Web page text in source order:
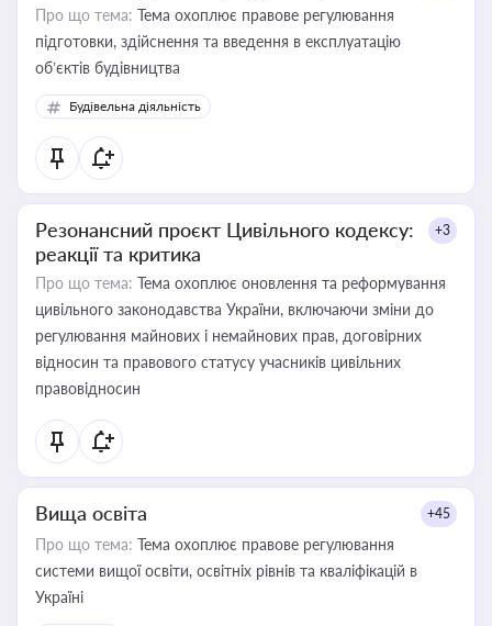
Про що тема: Тема охоплює правове регулювання
підготовки, здійснення та введення в експлуатацію
об’єктів будівництва
Будівельна діяльність
Резонансний проєкт Цивільного кодексу:
реакції та критика
+3
Про що тема: Тема охоплює оновлення та реформування
цивільного законодавства України, включаючи зміни до
регулювання майнових і немайнових прав, договірних
відносин та правового статусу учасників цивільних
правовідносин
Вища освіта +45
Про що тема: Тема охоплює правове регулювання
системи вищої освіти, освітніх рівнів та кваліфікацій в
Україні